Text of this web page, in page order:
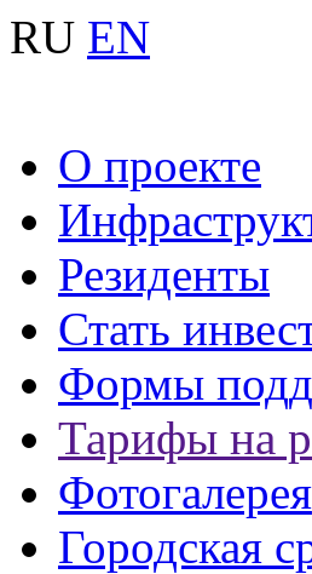
RU EN
О проекте
Резиденты
Стать
Формы
Тарифы на
Фотогалерея
Городская